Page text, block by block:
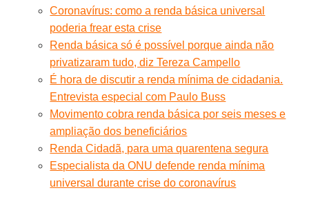
Coronavírus: como a renda básica universal
poderia frear esta crise
Renda básica só é possível porque ainda não
privatizaram tudo, diz Tereza Campello
É hora de discutir a renda mínima de cidadania.
Entrevista especial com Paulo Buss
Movimento cobra renda básica por seis meses e
ampliação dos beneficiários
Renda Cidadã, para uma quarentena segura
Especialista da ONU defende renda mínima
universal durante crise do coronavírus